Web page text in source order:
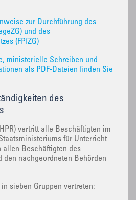
zur Durchführung des
und des
(FPfZG)
ministerielle Schreiben und
als PDF-Dateien finden Sie
des
vertritt alle Beschäftigten im
für Unterricht
allen Beschäftigten des
den nachgeordneten Behörden
sieben Gruppen vertreten: